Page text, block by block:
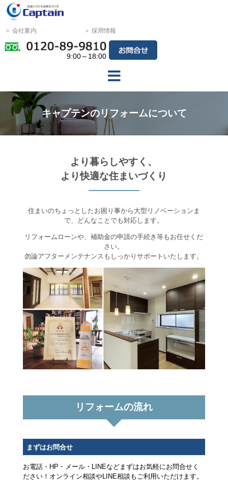
＞ 採用情報
＞ 会社案内
9:00～18:00
キャプテンのリフォームについて
より暮らしやすく、
より快適な住まいづくり
住まいのちょっとしたお困り事から大型リノベーションま
で、どんなことでも対応します。
リフォームローンや、補助金の申請の手続き等もお任せくだ
さい。
勿論アフターメンテナンスもしっかりサポートいたします。
リフォームの流れ
まずはお問合せ
お電話・HP・メール・LINEなどまずはお気軽にお問合せく
ださい！オンライン相談やLINE相談もご利用いただけます。